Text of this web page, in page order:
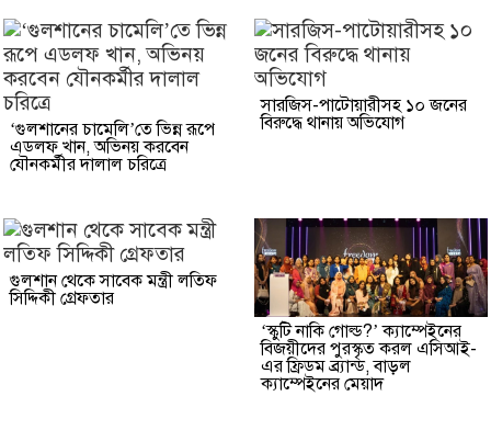
‘গুলশানের চামেলি’তে ভিন্ন রূপে
এডলফ খান, অভিনয় করবেন
যৌনকর্মীর দালাল চরিত্রে
সারজিস-পাটোয়ারীসহ ১০ জনের
বিরুদ্ধে থানায় অভিযোগ
গুলশান থেকে সাবেক মন্ত্রী লতিফ
সিদ্দিকী গ্রেফতার
‘স্কুটি নাকি গোল্ড?’ ক্যাম্পেইনের
বিজয়ীদের পুরস্কৃত করল এসিআই-
এর ফ্রিডম ব্র্যান্ড, বাড়ল
ক্যাম্পেইনের মেয়াদ